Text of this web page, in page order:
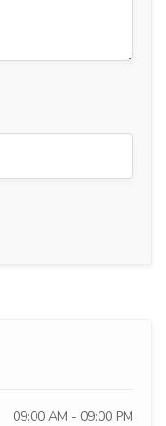
09:00 AM - 09:00 PM